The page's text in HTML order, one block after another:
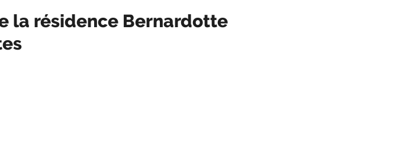
la résidence Bernardotte